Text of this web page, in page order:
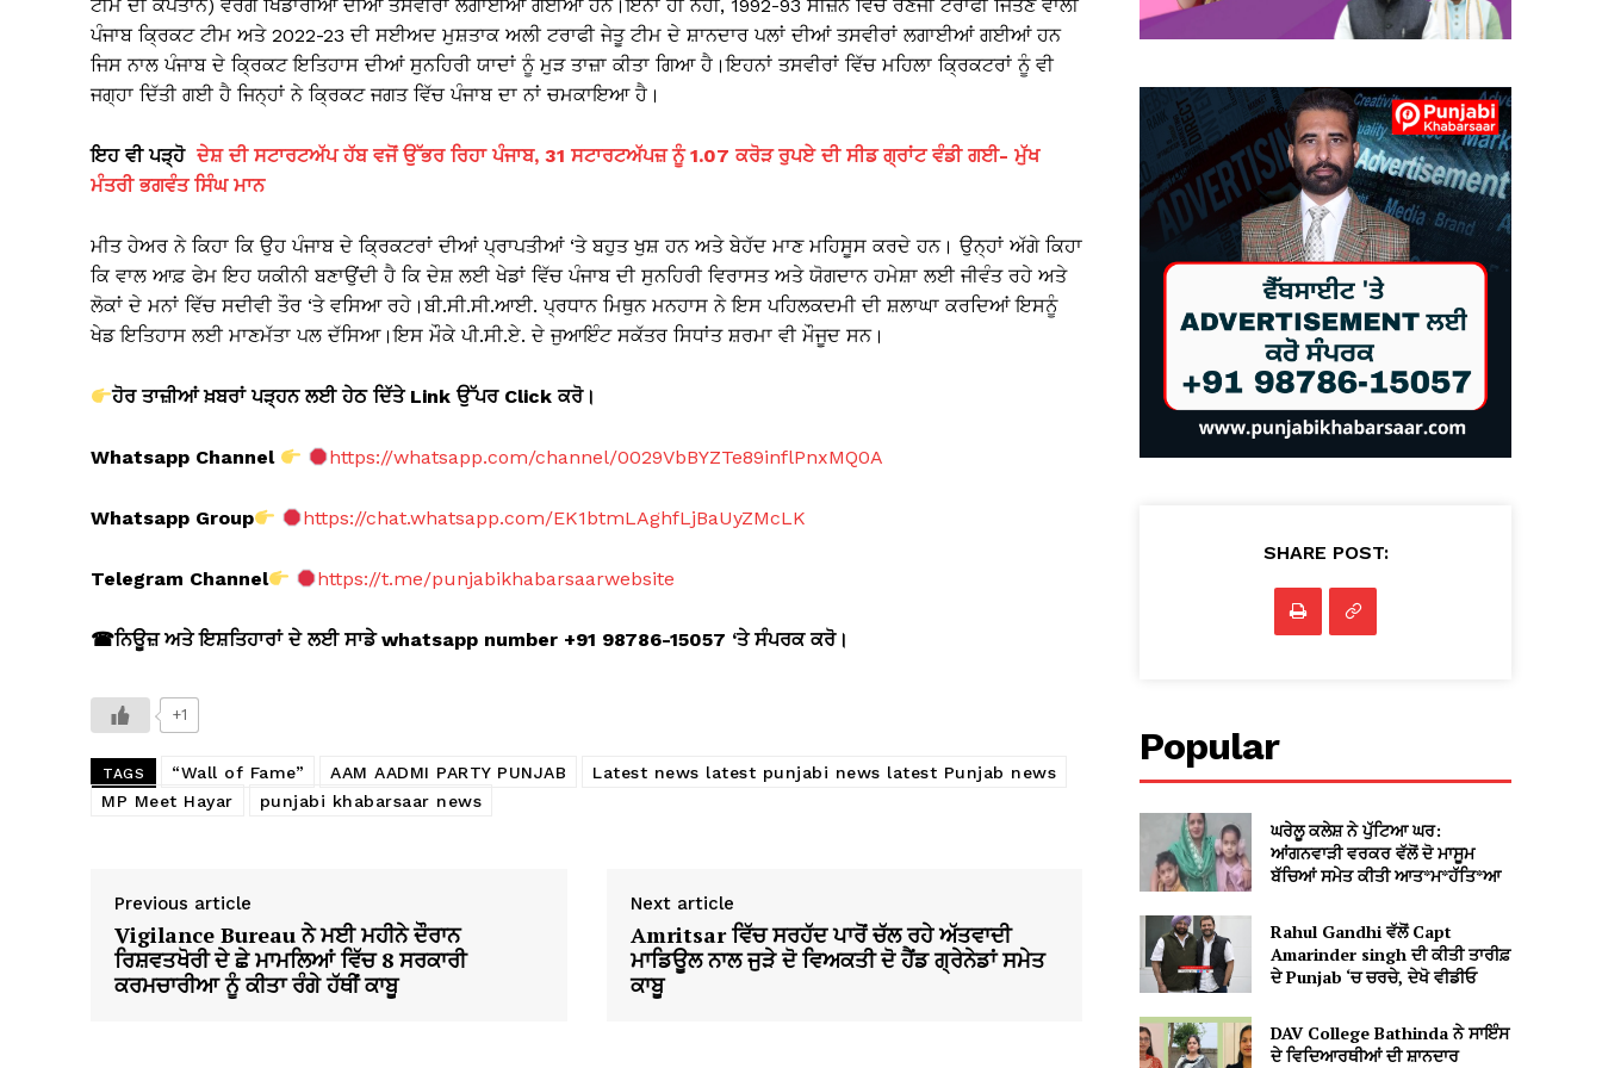
ਟੀਮ ਦੀ ਕਪਤਾਨ) ਵਰਗੇ ਖਿਡਾਰੀਆਂ ਦੀਆਂ ਤਸਵੀਰਾਂ ਲਗਾਈਆਂ ਗਈਆਂ ਹਨ।ਇੰਨਾ ਹੀ ਨਹੀਂ, 1992-93 ਸੀਜ਼ਨ ਵਿੱਚ ਰਣਜੀ ਟਰਾਫੀ ਜਿੱਤਣ ਵਾਲੀ
ਪੰਜਾਬ ਕ੍ਰਿਕਟ ਟੀਮ ਅਤੇ 2022-23 ਦੀ ਸਈਅਦ ਮੁਸ਼ਤਾਕ ਅਲੀ ਟਰਾਫੀ ਜੇਤੂ ਟੀਮ ਦੇ ਸ਼ਾਨਦਾਰ ਪਲਾਂ ਦੀਆਂ ਤਸਵੀਰਾਂ ਲਗਾਈਆਂ ਗਈਆਂ ਹਨ
ਜਿਸ ਨਾਲ ਪੰਜਾਬ ਦੇ ਕ੍ਰਿਕਟ ਇਤਿਹਾਸ ਦੀਆਂ ਸੁਨਹਿਰੀ ਯਾਦਾਂ ਨੂੰ ਮੁੜ ਤਾਜ਼ਾ ​​ਕੀਤਾ ਗਿਆ ਹੈ।ਇਹਨਾਂ ਤਸਵੀਰਾਂ ਵਿੱਚ ਮਹਿਲਾ ਕ੍ਰਿਕਟਰਾਂ ਨੂੰ ਵੀ
ਜਗ੍ਹਾ ਦਿੱਤੀ ਗਈ ਹੈ ਜਿਨ੍ਹਾਂ ਨੇ ਕ੍ਰਿਕਟ ਜਗਤ ਵਿੱਚ ਪੰਜਾਬ ਦਾ ਨਾਂ ਚਮਕਾਇਆ ਹੈ।
ਇਹ ਵੀ ਪੜ੍ਹੋ ਦੇਸ਼ ਦੀ ਸਟਾਰਟਅੱਪ ਹੱਬ ਵਜੋਂ ਉੱਭਰ ਰਿਹਾ ਪੰਜਾਬ, 31 ਸਟਾਰਟਅੱਪਜ਼ ਨੂੰ 1.07 ਕਰੋੜ ਰੁਪਏ ਦੀ ਸੀਡ ਗ੍ਰਾਂਟ ਵੰਡੀ ਗਈ- ਮੁੱਖ
ਮੰਤਰੀ ਭਗਵੰਤ ਸਿੰਘ ਮਾਨ
ਮੀਤ ਹੇਅਰ ਨੇ ਕਿਹਾ ਕਿ ਉਹ ਪੰਜਾਬ ਦੇ ਕ੍ਰਿਕਟਰਾਂ ਦੀਆਂ ਪ੍ਰਾਪਤੀਆਂ ‘ਤੇ ਬਹੁਤ ਖੁਸ਼ ਹਨ ਅਤੇ ਬੇਹੱਦ ਮਾਣ ਮਹਿਸੂਸ ਕਰਦੇ ਹਨ। ਉਨ੍ਹਾਂ ਅੱਗੇ ਕਿਹਾ
ਕਿ ਵਾਲ ਆਫ਼ ਫੇਮ ਇਹ ਯਕੀਨੀ ਬਣਾਉਂਦੀ ਹੈ ਕਿ ਦੇਸ਼ ਲਈ ਖੇਡਾਂ ਵਿੱਚ ਪੰਜਾਬ ਦੀ ਸੁਨਹਿਰੀ ਵਿਰਾਸਤ ਅਤੇ ਯੋਗਦਾਨ ਹਮੇਸ਼ਾ ਲਈ ਜੀਵੰਤ ਰਹੇ ਅਤੇ
ਲੋਕਾਂ ਦੇ ਮਨਾਂ ਵਿੱਚ ਸਦੀਵੀ ਤੌਰ ‘ਤੇ ਵਸਿਆ ਰਹੇ।ਬੀ.ਸੀ.ਸੀ.ਆਈ. ਪ੍ਰਧਾਨ ਮਿਥੁਨ ਮਨਹਾਸ ਨੇ ਇਸ ਪਹਿਲਕਦਮੀ ਦੀ ਸ਼ਲਾਘਾ ਕਰਦਿਆਂ ਇਸਨੂੰ
ਖੇਡ ਇਤਿਹਾਸ ਲਈ ਮਾਣਮੱਤਾ ਪਲ ਦੱਸਿਆ।ਇਸ ਮੌਕੇ ਪੀ.ਸੀ.ਏ. ਦੇ ਜੁਆਇੰਟ ਸਕੱਤਰ ਸਿਧਾਂਤ ਸ਼ਰਮਾ ਵੀ ਮੌਜੂਦ ਸਨ।
ਹੋਰ ਤਾਜ਼ੀਆਂ ਖ਼ਬਰਾਂ ਪੜ੍ਹਨ ਲਈ ਹੇਠ ਦਿੱਤੇ Linkਉੱਪਰ Clickਕਰੋ।
Whatsapp Channel https://whatsapp.com/channel/0029VbBYZTe89inflPnxMQ0A
Whatsapp Group https://chat.whatsapp.com/EK1btmLAghfLjBaUyZMcLK
Telegram Channel https://t.me/punjabikhabarsaarwebsite
☎ਨਿਊਜ਼ ਅਤੇ ਇਸ਼ਤਿਹਾਰਾਂ ਦੇ ਲਈ ਸਾਡੇ whatsapp number +91 98786-15057 ‘ਤੇ ਸੰਪਰਕ ਕਰੋ।
+1
TAGS “Wall of Fame” AAM AADMI PARTY PUNJAB
Latest news latest punjabi news latest Punjab news
MP Meet Hayar
punjabi khabarsaar news
Previous article
Vigilance Bureau ਨੇ ਮਈ ਮਹੀਨੇ ਦੌਰਾਨ
ਰਿਸ਼ਵਤਖੋਰੀ ਦੇ ਛੇ ਮਾਮਲਿਆਂ ਵਿੱਚ 8 ਸਰਕਾਰੀ
ਕਰਮਚਾਰੀਆ ਨੂੰ ਕੀਤਾ ਰੰਗੇ ਹੱਥੀਂ ਕਾਬੂ
Next article
Amritsar ਵਿੱਚ ਸਰਹੱਦ ਪਾਰੋਂ ਚੱਲ ਰਹੇ ਅੱਤਵਾਦੀ
ਮਾਡਿਊਲ ਨਾਲ ਜੁੜੇ ਦੋ ਵਿਅਕਤੀ ਦੋ ਹੈਂਡ ਗ੍ਰੇਨੇਡਾਂ ਸਮੇਤ
ਕਾਬੂ
SHARE POST:
Popular
ਘਰੇਲੂ ਕਲੇਸ਼ ਨੇ ਪੁੱਟਿਆ ਘਰ:
ਆਂਗਨਵਾੜੀ ਵਰਕਰ ਵੱਲੋਂ ਦੋ ਮਾਸੂਮ
ਬੱਚਿਆਂ ਸਮੇਤ ਕੀਤੀ ਆਤ*ਮ*ਹੱਤਿ*ਆ
Rahul Gandhi ਵੱਲੋਂ Capt
Amarinder singh ਦੀ ਕੀਤੀ ਤਾਰੀਫ਼
ਦੇ Punjab ‘ਚ ਚਰਚੇ, ਦੇਖੋ ਵੀਡੀਓ
DAV College Bathinda ਨੇ ਸਾਇੰਸ
ਦੇ ਵਿਦਿਆਰਥੀਆਂ ਦੀ ਸ਼ਾਨਦਾਰ